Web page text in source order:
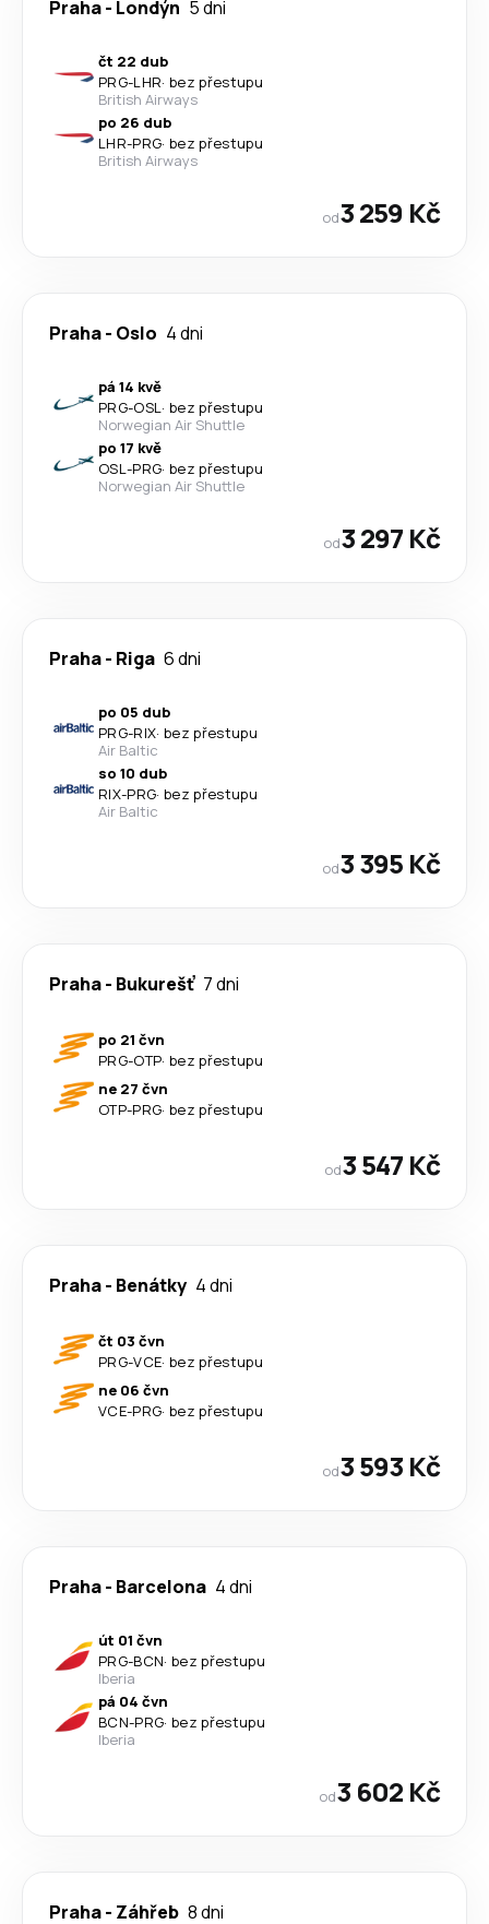
Praha- Londýn 5 dni
čt 22 dub
PRG-LHR· bez přestupu
British Airways
po 26 dub
LHR-PRG· bez přestupu
British Airways
od3 259 Kč
Praha- Oslo 4 dni
pá 14 kvě
PRG-OSL· bez přestupu
Norwegian Air Shuttle
po 17 kvě
OSL-PRG· bez přestupu
Norwegian Air Shuttle
od3 297 Kč
Praha- Riga 6 dni
po 05 dub
PRG-RIX· bez přestupu
Air Baltic
so 10 dub
RIX-PRG· bez přestupu
Air Baltic
od3 395 Kč
Praha- Bukurešť 7 dni
po 21 čvn
PRG-OTP· bez přestupu
ne 27 čvn
OTP-PRG· bez přestupu
od3 547 Kč
Praha- Benátky 4 dni
čt 03 čvn
PRG-VCE· bez přestupu
ne 06 čvn
VCE-PRG· bez přestupu
od3 593 Kč
Praha- Barcelona 4 dni
út 01 čvn
PRG-BCN· bez přestupu
Iberia
pá 04 čvn
BCN-PRG· bez přestupu
Iberia
od3 602 Kč
Praha- Záhřeb 8 dni